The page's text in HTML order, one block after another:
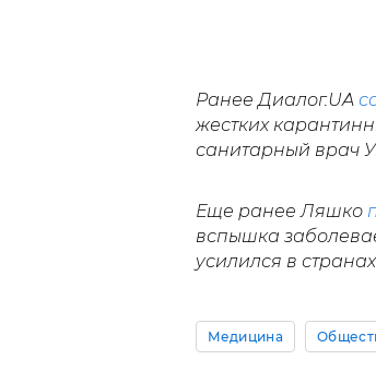
Ранее Диалог.UA
жестких
санитарный врач
Еще ранее Ляшко
вспышка
усилился в
Медицина